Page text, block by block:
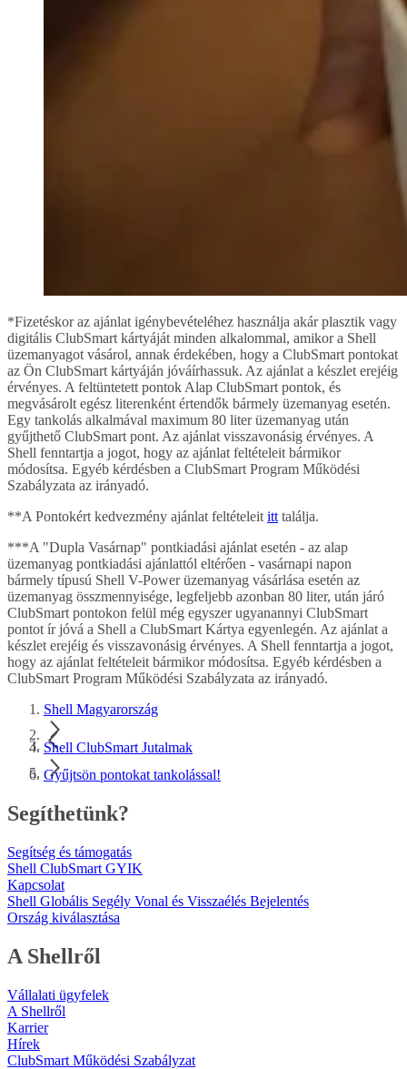
*Fizetéskor az ajánlat igénybevételéhez használja akár plasztik vagy
digitális ClubSmart kártyáját minden alkalommal, amikor a Shell
üzemanyagot vásárol, annak érdekében, hogy a ClubSmart pontokat
az Ön ClubSmart kártyáján jóváírhassuk. Az ajánlat a készlet erejéig
érvényes. A feltüntetett pontok Alap ClubSmart pontok, és
megvásárolt egész literenként értendők bármely üzemanyag esetén.
Egy tankolás alkalmával maximum 80 liter üzemanyag után
gyűjthető ClubSmart pont. Az ajánlat visszavonásig érvényes. A
Shell fenntartja a jogot, hogy az ajánlat feltételeit bármikor
módosítsa. Egyéb kérdésben a ClubSmart Program Működési
Szabályzata az irányadó.
**A Pontokért kedvezmény ajánlat feltételeit itt találja.
***A "Dupla Vasárnap" pontkiadási ajánlat esetén - az alap
üzemanyag pontkiadási ajánlattól eltérően - vasárnapi napon
bármely típusú Shell V-Power üzemanyag vásárlása esetén az
üzemanyag összmennyisége, legfeljebb azonban 80 liter, után járó
ClubSmart pontokon felül még egyszer ugyanannyi ClubSmart
pontot ír jóvá a Shell a ClubSmart Kártya egyenlegén. Az ajánlat a
készlet erejéig és visszavonásig érvényes. A Shell fenntartja a jogot,
hogy az ajánlat feltételeit bármikor módosítsa. Egyéb kérdésben a
ClubSmart Program Működési Szabályzata az irányadó.
Shell Magyarország
Shell ClubSmart Jutalmak
Gyűjtsön pontokat tankolással!
Segíthetünk?
Segítség és támogatás
Shell ClubSmart GYIK
Kapcsolat
Shell Globális Segély Vonal és Visszaélés Bejelentés
Ország kiválasztása
A Shellről
Vállalati ügyfelek
A Shellről
Karrier
Hírek
ClubSmart Működési Szabályzat